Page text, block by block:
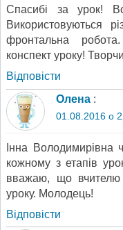
Спасибі за урок!
Використовуються
фронтальна
конспект уроку!
Відповіcти
Олена :
01.08.2016 о
Інна Володимирівна
кожному з етапів
вважаю, що вчителю
уроку. Молодець!
Відповіcти